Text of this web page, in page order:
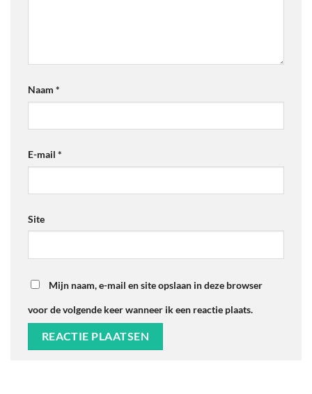
Naam *
E-mail *
Site
Mijn naam, e-mail en site opslaan in deze browser
voor de volgende keer wanneer ik een reactie plaats.